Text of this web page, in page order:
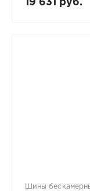
19 631 руб.
Шины